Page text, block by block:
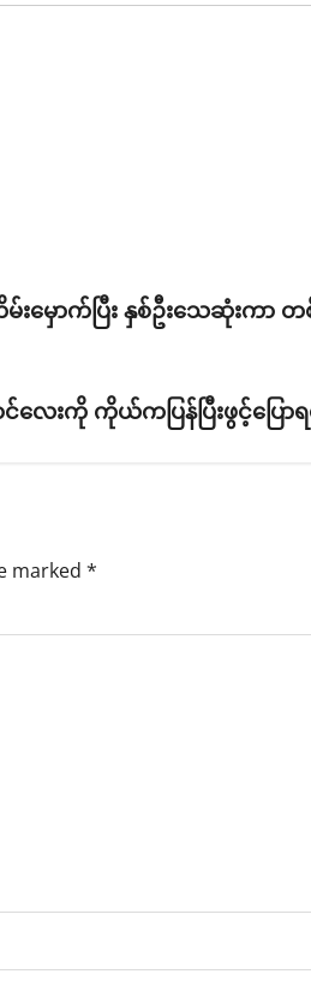
ာက်ပြီး နှစ်ဦးသေဆုံးကာ တ
လေးကို ကိုယ်ကပြန်ပြီးဖွင့်ပြ
marked *